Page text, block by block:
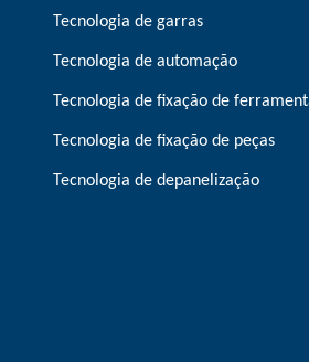
Tecnologia de garras
Tecnologia de automação
Tecnologia de fixação de
Tecnologia de fixação de peças
Tecnologia de depanelização